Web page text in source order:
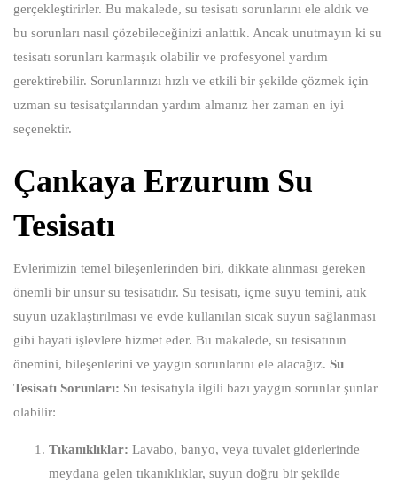
gerçekleştirirler. Bu makalede, su tesisatı sorunlarını ele aldık ve
bu sorunları nasıl çözebileceğinizi anlattık. Ancak unutmayın ki su
tesisatı sorunları karmaşık olabilir ve profesyonel yardım
gerektirebilir. Sorunlarınızı hızlı ve etkili bir şekilde çözmek için
uzman su tesisatçılarından yardım almanız her zaman en iyi
seçenektir.
Çankaya Erzurum Su
Tesisatı
Evlerimizin temel bileşenlerinden biri, dikkate alınması gereken
önemli bir unsur su tesisatıdır. Su tesisatı, içme suyu temini, atık
suyun uzaklaştırılması ve evde kullanılan sıcak suyun sağlanması
gibi hayati işlevlere hizmet eder. Bu makalede, su tesisatının
önemini, bileşenlerini ve yaygın sorunlarını ele alacağız. Su
Tesisatı Sorunları: Su tesisatıyla ilgili bazı yaygın sorunlar şunlar
olabilir:
Tıkanıklıklar: Lavabo, banyo, veya tuvalet giderlerinde
meydana gelen tıkanıklıklar, suyun doğru bir şekilde